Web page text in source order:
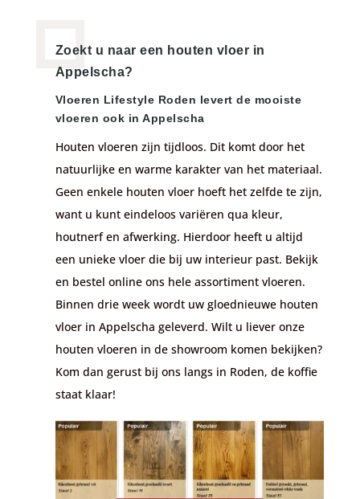
Zoekt u naar een houten vloer in
Appelscha?
Vloeren Lifestyle Roden levert de mooiste
vloeren ook in Appelscha
Houten vloeren zijn tijdloos. Dit komt door het
natuurlijke en warme karakter van het materiaal.
Geen enkele houten vloer hoeft het zelfde te zijn,
want u kunt eindeloos variëren qua kleur,
houtnerf en afwerking. Hierdoor heeft u altijd
een unieke vloer die bij uw interieur past. Bekijk
en bestel online ons hele assortiment vloeren.
Binnen drie week wordt uw gloednieuwe houten
vloer in Appelscha geleverd. Wilt u liever onze
houten vloeren in de showroom komen bekijken?
Kom dan gerust bij ons langs in Roden, de koffie
staat klaar!